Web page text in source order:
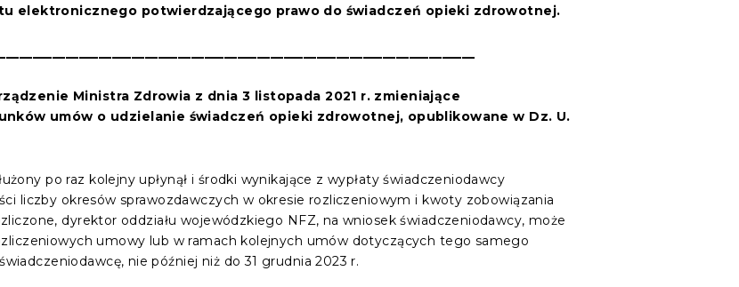
elektronicznego potwierdzającego prawo do świadczeń opieki zdrowotnej.
Ministra Zdrowia z dnia3 listopada 2021 r. zmieniające
umów o udzielanie świadczeń opieki zdrowotnej, opublikowane w Dz. U.
po raz kolejny upłynął i środki wynikające z wypłaty świadczeniodawcy
liczby okresów sprawozdawczych w okresie rozliczeniowym i kwoty zobowiązania
dyrektor oddziału wojewódzkiego NFZ, na wniosek świadczeniodawcy, może
umowy lub w ramach kolejnych umów dotyczących tego samego
nie później niż do 31 grudnia 2023 r.